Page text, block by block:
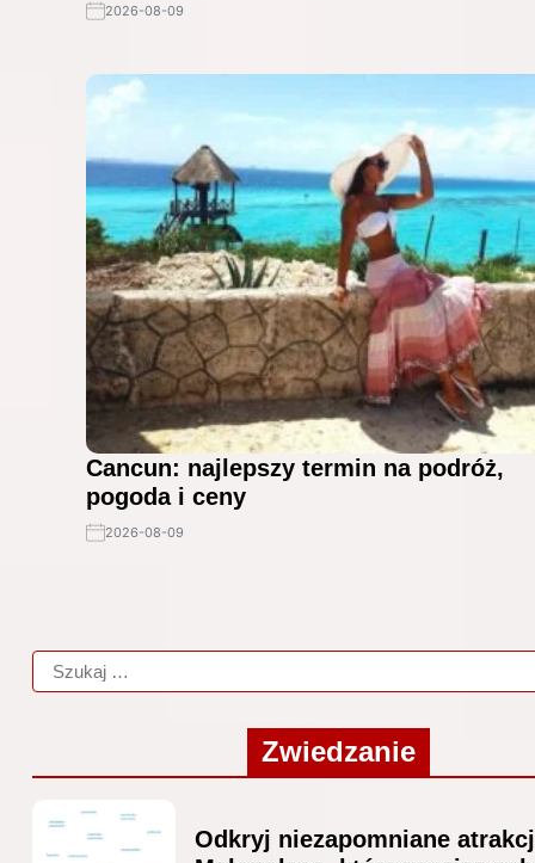
2026-08-09
Cancun: najlepszy termin na podróż,
pogoda i ceny
2026-08-09
Zwiedzanie
Odkryj niezapomniane